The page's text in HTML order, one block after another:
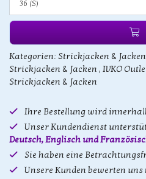
Kategorien: Strickjacken & Jacken
Strickjacken & Jacken , IVKO
Strickjacken & Jacken
Ihre Bestellung wird
Unser Kundendienst
Deutsch, Englisch und
Sie haben eine
Unsere Kunden bewerten